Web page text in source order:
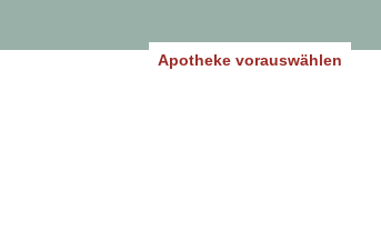
Apotheke vorauswählen